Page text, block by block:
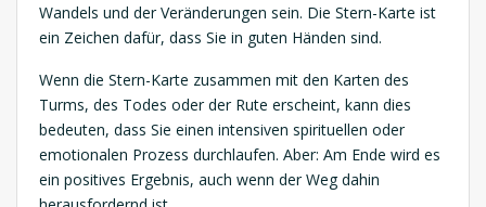
Wandels und der Veränderungen sein. Die Stern-Karte ist
ein Zeichen dafür, dass Sie in guten Händen sind.
Wenn die Stern-Karte zusammen mit den Karten des
Turms, des Todes oder der Rute erscheint, kann dies
bedeuten, dass Sie einen intensiven spirituellen oder
emotionalen Prozess durchlaufen. Aber: Am Ende wird es
ein positives Ergebnis, auch wenn der Weg dahin